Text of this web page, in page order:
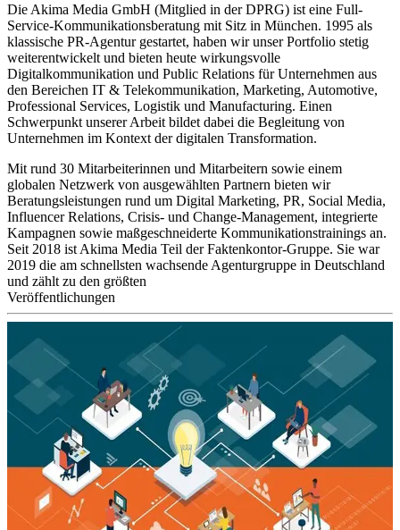
Die Akima Media GmbH (Mitglied in der DPRG) ist eine Full-
Service-Kommunikationsberatung mit Sitz in München. 1995 als
klassische PR-Agentur gestartet, haben wir unser Portfolio stetig
weiterentwickelt und bieten heute wirkungsvolle
Digitalkommunikation und Public Relations für Unternehmen aus
den Bereichen IT & Telekommunikation, Marketing, Automotive,
Professional Services, Logistik und Manufacturing. Einen
Schwerpunkt unserer Arbeit bildet dabei die Begleitung von
Unternehmen im Kontext der digitalen Transformation.
Mit rund 30 Mitarbeiterinnen und Mitarbeitern sowie einem
globalen Netzwerk von ausgewählten Partnern bieten wir
Beratungsleistungen rund um Digital Marketing, PR, Social Media,
Influencer Relations, Crisis- und Change-Management, integrierte
Kampagnen sowie maßgeschneiderte Kommunikationstrainings an.
Seit 2018 ist Akima Media Teil der Faktenkontor-Gruppe. Sie war
2019 die am schnellsten wachsende Agenturgruppe in Deutschland
und zählt zu den größten
Veröffentlichungen